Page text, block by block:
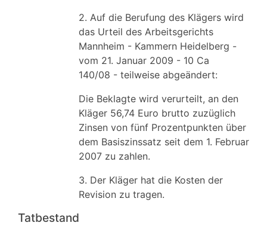
2. Auf die Berufung des Klägers wird
das Urteil des Arbeitsgerichts
Mannheim - Kammern Heidelberg -
vom 21. Januar 2009 - 10 Ca
140/08 - teilweise abgeändert:
Die Beklagte wird verurteilt, an den
Kläger 56,74 Euro brutto zuzüglich
Zinsen von fünf Prozentpunkten über
dem Basiszinssatz seit dem 1. Februar
2007 zu zahlen.
3. Der Kläger hat die Kosten der
Revision zu tragen.
Tatbestand